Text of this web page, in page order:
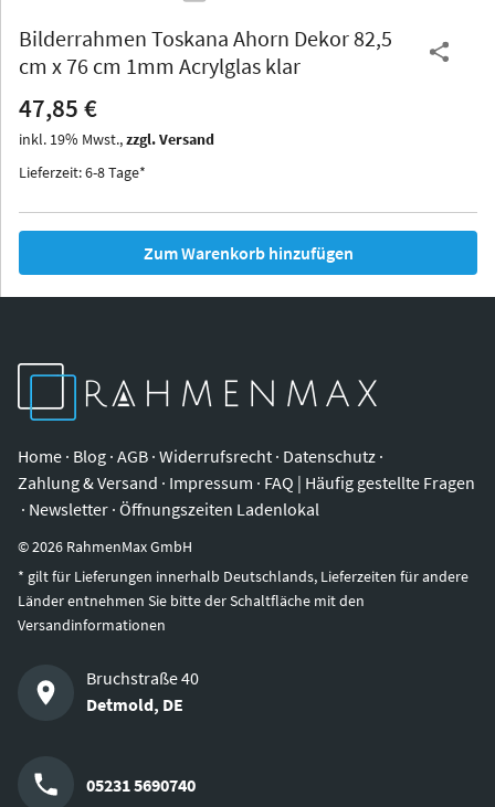
Iowa
Bilderrahmen Toskana Ahorn Dekor 82,5
cm x 76 cm 1mm Acrylglas klar
47,85 €
inkl. 19% Mwst.,zzgl. Versand
Lieferzeit: 6-8 Tage*
Zum Warenkorb hinzufügen
Home · Blog · AGB · Widerrufsrecht · Datenschutz ·
Zahlung & Versand · Impressum · FAQ | Häufig gestellte Fragen
· Newsletter · Öffnungszeiten Ladenlokal
©2026 RahmenMax GmbH
* gilt für Lieferungen innerhalb Deutschlands, Lieferzeiten für andere
Länder entnehmen Sie bitte der Schaltfläche mit den
Versandinformationen
Bruchstraße 40
Detmold, DE
05231 5690740